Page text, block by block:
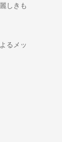
しきも
るメッ